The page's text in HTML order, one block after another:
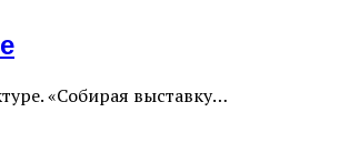
«Собирая выставку…